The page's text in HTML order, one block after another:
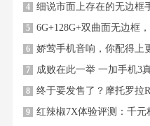
4 细说市面上存在的无边框
5 6G+128G+双曲面无边框
6 娇莺手机音响，你配得上
7 成败在此一举 一加手机3
8 终于要发售了？摩托罗拉
9 红辣椒7X体验评测：千元